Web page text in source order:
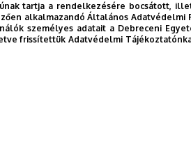
tartja a rendelkezésére bocsátott,
alkalmazandó Általános
személyes adatait a Debreceni
frissítettük Adatvédelmi